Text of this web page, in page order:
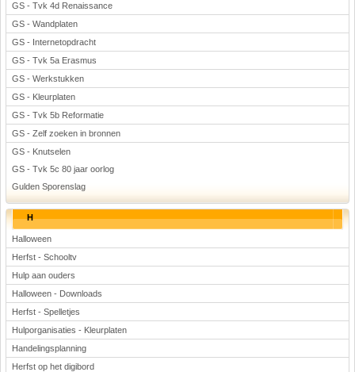
GS - Tvk 4d Renaissance
GS - Wandplaten
GS - Internetopdracht
GS - Tvk 5a Erasmus
GS - Werkstukken
GS - Kleurplaten
GS - Tvk 5b Reformatie
GS - Zelf zoeken in bronnen
GS - Knutselen
GS - Tvk 5c 80 jaar oorlog
Gulden Sporenslag
H
Halloween
Herfst - Schooltv
Hulp aan ouders
Halloween - Downloads
Herfst - Spelletjes
Hulporganisaties - Kleurplaten
Handelingsplanning
Herfst op het digibord